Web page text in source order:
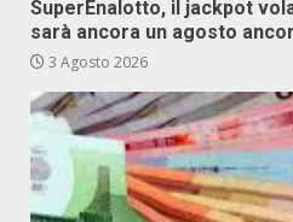
SuperEnalotto, il jackpot
sarà ancora un agosto
3 Agosto 2026